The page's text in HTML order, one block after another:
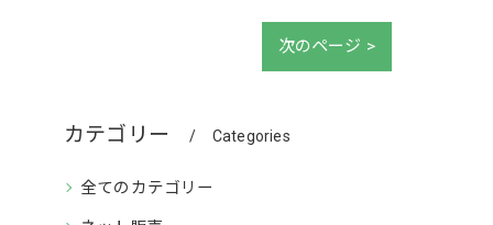
次のページ >
カテゴリー Categories
全てのカテゴリー